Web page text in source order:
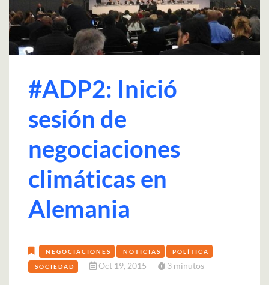
#ADP2: Inició
sesión de
negociaciones
climáticas en
Alemania
NEGOCIACIONES NOTICIAS POLÍTICA
SOCIEDAD Oct 19, 2015 3 minutos